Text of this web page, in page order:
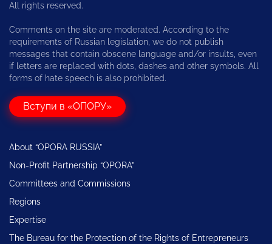
All rights reserved.
Comments on the site are moderated. According to the
requirements of Russian legislation, we do not publish
messages that contain obscene language and/or insults, even
if letters are replaced with dots, dashes and other symbols. All
forms of hate speech is also prohibited.
Вступи в «ОПОРУ»
About “OPORA RUSSIA”
Non-Profit Partnership “OPORA”
Committees and Commissions
Regions
Expertise
The Bureau for the Protection of the Rights of Entrepreneurs